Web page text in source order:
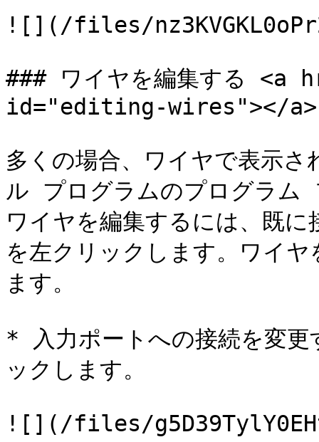
![](/files/
### ワイヤを編集する
id="editing-wires"></a>
多くの場合、ワイヤで表示
ル プログラムのプログラム
ワイヤを編集するには、既
を左クリックします。ワイ
ます。
* 入力ポートへの接続を変更
ックします。
![](/files/